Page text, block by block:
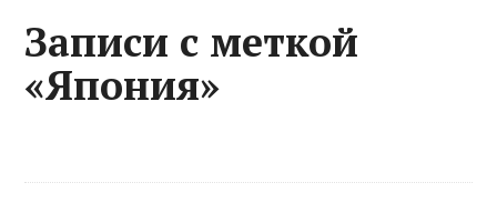
Записи с меткой
«Япония»